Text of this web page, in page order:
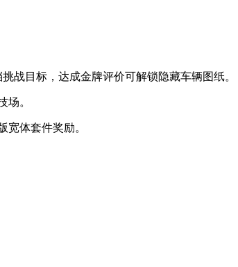
战目标，达成金牌评价可解锁隐藏车辆图纸。
场。
体套件奖励。